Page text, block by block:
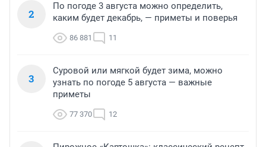
2
По погоде 3 августа можно определить,
каким будет декабрь, — приметы и поверья
86 881 11
3
Суровой или мягкой будет зима, можно
узнать по погоде 5 августа — важные
приметы
77 370 12